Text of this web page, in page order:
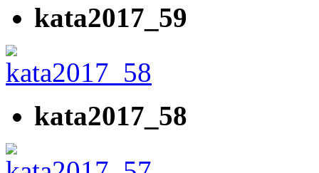
kata2017_59
kata2017_58